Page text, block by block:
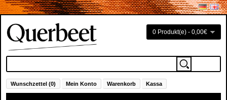
0 Produkt(e) - 0,00€
Wunschzettel (0) Mein Konto Warenkorb Kassa